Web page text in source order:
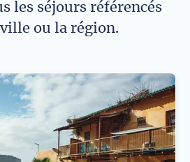
les séjours référencés
ou la région.